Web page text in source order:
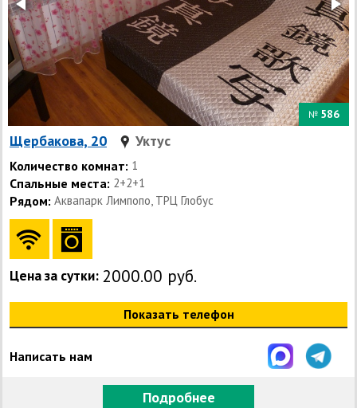
№ 586
Щербакова, 20 Уктус
Количество комнат: 1
Спальные места: 2+2+1
Рядом: Аквапарк Лимпопо, ТРЦ Глобус
Цена за сутки: 2000.00 руб.
Показать телефон
Написать нам
Подробнее